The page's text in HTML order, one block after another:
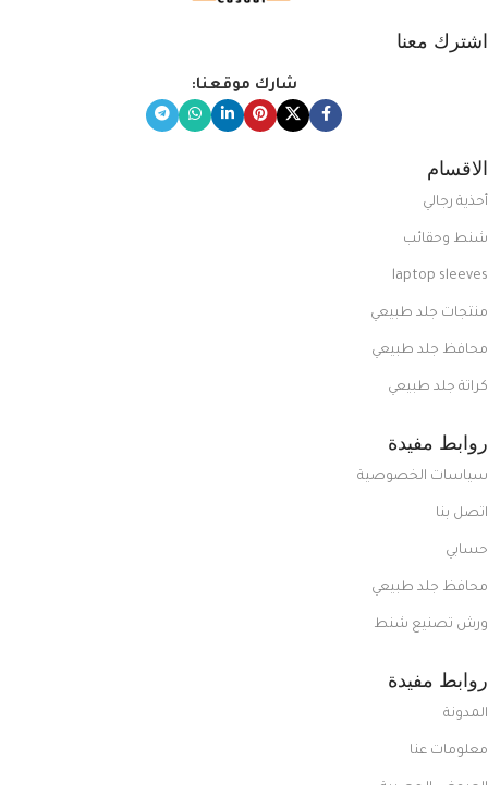
اشترك معنا
شارك موقعنا:
الاقسام
أحذية رجالي
شنط وحقائب
laptop sleeves
منتجات جلد طبيعي
محافظ جلد طبيعي
كراتة جلد طبيعي
روابط مفيدة
سياسات الخصوصية
اتصل بنا
حسابي
محافظ جلد طبيعي
ورش تصنيع شنط
روابط مفيدة
المدونة
معلومات عنا